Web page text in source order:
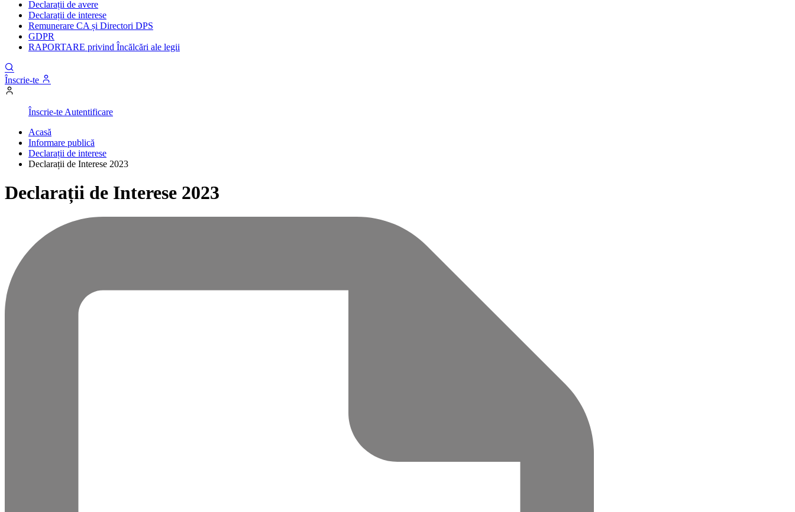
Declarații de avere
Declarații de interese
Remunerare CA și Directori DPS
GDPR
RAPORTARE privind Încălcări ale legii
Înscrie-te
Înscrie-te Autentificare
Acasă
Informare publică
Declarații de interese
Declarații de Interese 2023
Declarații de Interese 2023